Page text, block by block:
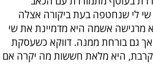
לי שנחטפה בעת ביקורה אצלה
מרגישה אשמה היא מדמיינת את שי
אך גם בורחת ממנה. דווקא כשעסקת
היא מלאת חששות מה יקרה אם